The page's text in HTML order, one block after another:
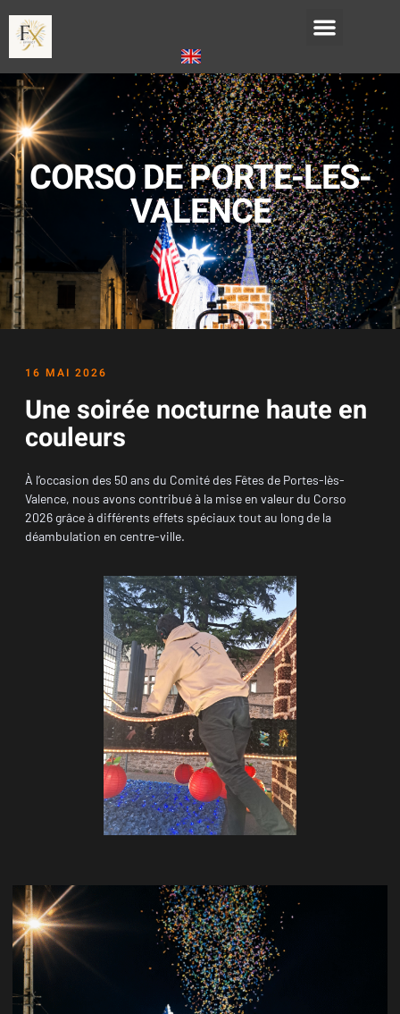
CORSO DE PORTE-LES-
VALENCE
16 MAI 2026
Une soirée nocturne haute en
couleurs
À l’occasion des 50 ans du Comité des Fêtes de Portes-lès-
Valence, nous avons contribué à la mise en valeur du Corso
2026 grâce à différents effets spéciaux tout au long de la
déambulation en centre-ville.